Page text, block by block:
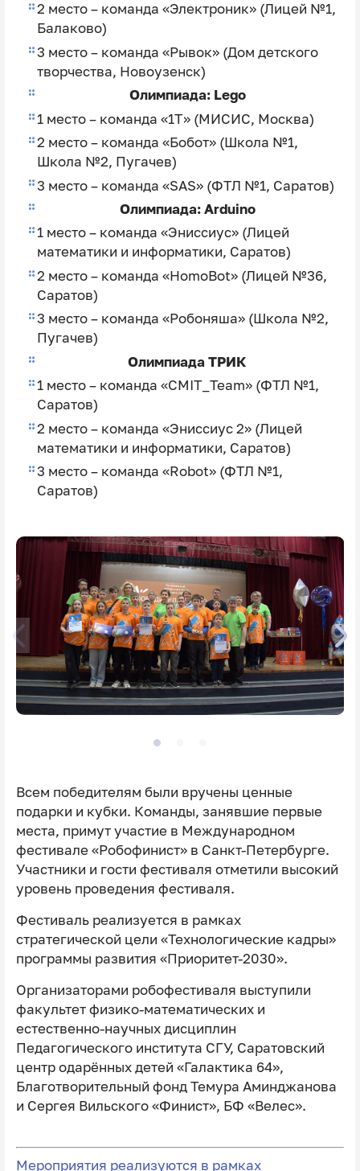
2 место – команда «Электроник» (Лицей №1,
Балаково)
3 место – команда «Рывок» (Дом детского
творчества, Новоузенск)
Олимпиада: Lego
1 место – команда «1Т» (МИСИС, Москва)
2 место – команда «Бобот» (Школа №1,
Школа №2, Пугачев)
3 место – команда «SAS» (ФТЛ №1, Саратов)
Олимпиада: Arduino
1 место – команда «Эниссиус» (Лицей
математики и информатики, Саратов)
2 место – команда «HomoBot» (Лицей №36,
Саратов)
3 место – команда «Робоняша» (Школа №2,
Пугачев)
Олимпиада ТРИК
1 место – команда «CMIT_Team» (ФТЛ №1,
Саратов)
2 место – команда «Эниссиус 2» (Лицей
математики и информатики, Саратов)
3 место – команда «Robot» (ФТЛ №1,
Саратов)
Всем победителям были вручены ценные
подарки и кубки. Команды, занявшие первые
места, примут участие в Международном
фестивале «Робофинист» в Санкт-Петербурге.
Участники и гости фестиваля отметили высокий
уровень проведения фестиваля.
Фестиваль реализуется в рамках
стратегической цели «Технологические кадры»
программы развития «Приоритет-2030».
Организаторами робофестиваля выступили
факультет физико-математических и
естественно-научных дисциплин
Педагогического института СГУ, Саратовский
центр одарённых детей «Галактика 64»,
Благотворительный фонд Темура Аминджанова
и Сергея Вильского «Финист», БФ «Велес».
Мероприятия реализуются в рамках